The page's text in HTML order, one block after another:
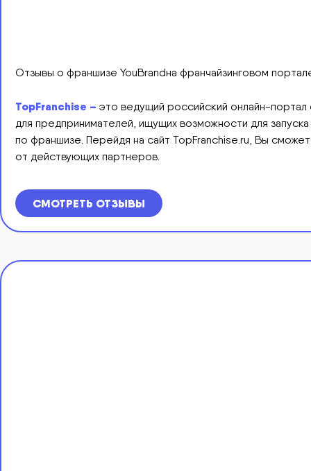
Отзывы о франшизе YouBrandна франчайзинговом
TopFranchise – это ведущий российский онлайн-
для предпринимателей, ищущих возможности для запуска
по франшизе. Перейдя на сайт TopFranchise.ru, Вы
от действующих партнеров.
СМОТРЕТЬ ОТЗЫВЫ